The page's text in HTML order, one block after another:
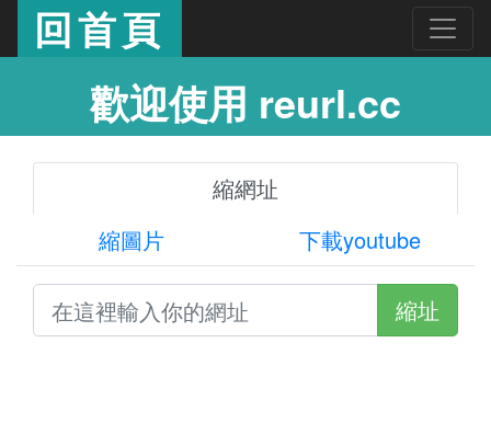
回首頁
歡迎使用 reurl.cc
縮網址
縮圖片
下載youtube
縮址